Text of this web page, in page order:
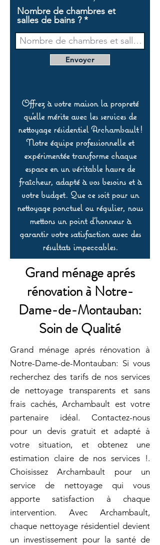
Nombre de chambres et
salles de bains ?
Envoyer
Offrez à votre maison la propreté
qu’elle mérite avec les services de
nettoyage résidentiel Archambault !
Notre équipe professionnelle et
expérimentée transforme chaque
espace en un véritable havre de
fraîcheur, adapté à vos besoins et à
votre budget. Que ce soit pour un
nettoyage ponctuel ou régulier, nous
mettons un point d’honneur à
garantir votre satisfaction avec des
résultats impeccables.
Grand ménage aprés
rénovation à Notre-
Dame-de-Montauban:
Soin de Qualité
Grand ménage aprés rénovation à
Notre-Dame-de-Montauban: Si vous
recherchez des tarifs de nos services
de nettoyage transparents et sans
frais cachés, Archambault est votre
partenaire idéal. Contactez-nous
pour un devis gratuit et adapté à
votre situation, et obtenez une
estimation claire de nos services !.
Choisissez Archambault pour un
service de nettoyage qui vous
apporte satisfaction à chaque
intervention. Avec Archambault,
chaque nettoyage résidentiel devient
un investissement pour la santé de